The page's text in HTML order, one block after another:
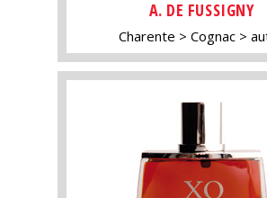
A. DE FUSSIGNY
Charente Cognac